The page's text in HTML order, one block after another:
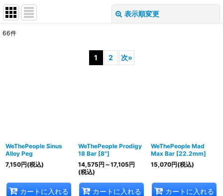
表示順変更
66件
1 2 次»
WeThePeople Sinus
Alloy Peg
7,150円(税込)
カートに入れる
WeThePeople Prodigy
18 Bar [8"]
14,575円 ～17,105円
(税込)
カートに入れる
WeThePeople Mad
Max Bar [22.2mm]
15,070円(税込)
カートに入れる